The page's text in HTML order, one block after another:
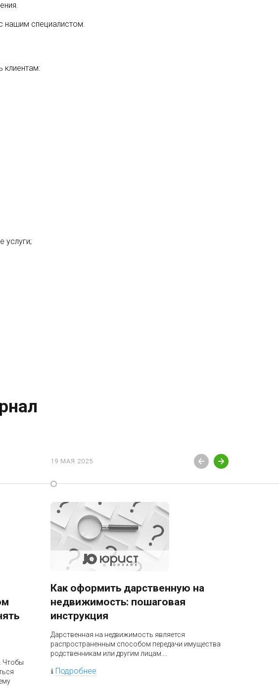
нашим специалистом.
клиентам:
услуги;
Чтобы
19 МАЯ 2025
Как оформить дарственную на
недвижимость: пошаговая
инструкция
Дарственная на недвижимость является
распространенным способом передачи имущества
родственникам или другим лицам....
Подробнее